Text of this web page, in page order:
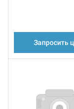
Запросить